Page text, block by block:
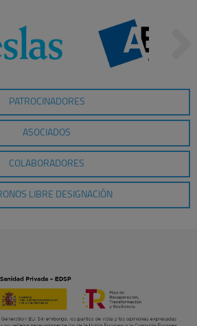
PATROCINADORES
ASOCIADOS
COLABORADORES
LIBRE DESIGNACIÓN